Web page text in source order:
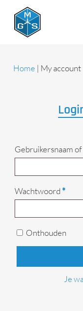
content
Home | My account
Gebruikersnaam
Wachtwoord *
Onthouden
Je